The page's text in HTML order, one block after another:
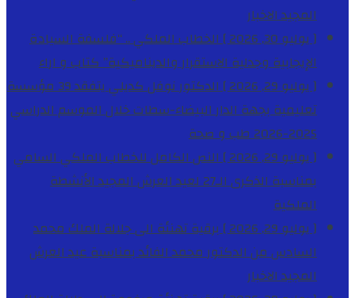
المجيدالاخبار
[ يوليو 30, 2026 ]
الخطاب الملكي .. “فلسفة السيادة
الإيجابية وجدلية الاستقرار والديناميكية”كتاب و اراء
[ يوليو 29, 2026 ]
الدكتور نوفل كديلي يتفقد 39 مؤسسة
تعليمية بجهة الدار البيضاء-سطات خلال الموسم الدراسي
2025-2026
طب و صحة
[ يوليو 29, 2026 ]
النص الكامل للخطاب الملكي السامي
بمناسبة الذكرى الـ27 لعيد العرش المجيد
الأنشطة
الملكية
[ يوليو 29, 2026 ]
برقية تهنئة الى جلالة الملك محمد
السادس من الدكتور محمد الفائد بمناسبة عيد العرش
المجيدالاخبار